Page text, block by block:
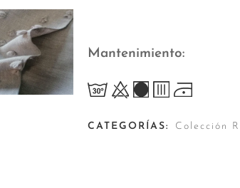
Mantenimiento
CATEGORÍAS: Colección